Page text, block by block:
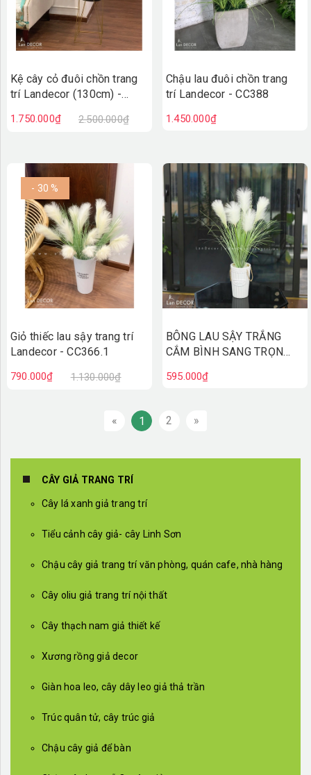
Kệ cây cỏ đuôi chồn trang
trí Landecor (130cm) -
1.750.000₫ 2.500.000₫
Chậu lau đuôi chồn trang
trí Landecor - CC388
1.450.000₫
- 30 %
Giỏ thiếc lau sậy trang trí
Landecor - CC366.1
790.000₫ 1.130.000₫
BÔNG LAU SẬY TRẮNG
CẮM BÌNH SANG TRỌNG,
595.000₫
« 1 2 »
CÂY GIẢ TRANG TRÍ
Cây lá xanh giả trang trí
Tiểu cảnh cây giả- cây Linh Sơn
Chậu cây giả trang trí văn phòng, quán cafe, nhà hàng
Cây oliu giả trang trí nội thất
Cây thạch nam giả thiết kế
Xương rồng giả decor
Giàn hoa leo, cây dây leo giả thả trần
Trúc quân tử, cây trúc giả
Chậu cây giả để bàn